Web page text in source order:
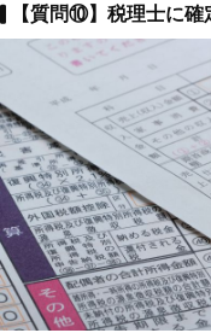
【質問⑩】税理士に